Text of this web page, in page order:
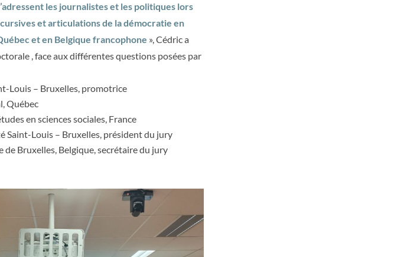
les journalistes et les politiques lors
et articulations de la démocratie en
et en Belgique francophone », Cédric a
, face aux différentes questions posées par
Louis – Bruxelles, promotrice
Québec
en sciences sociales, France
Saint-Louis – Bruxelles, président du jury
de Bruxelles, Belgique, secrétaire du jury